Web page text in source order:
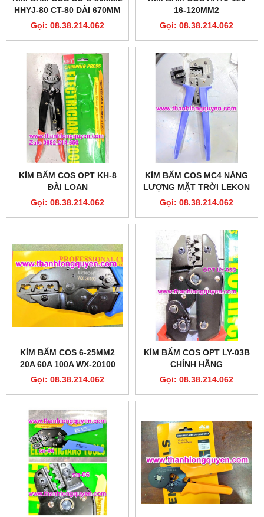
HHYJ-80 CT-80 DÀI 670MM
Gọi: 08.38.214.062
16-120MM2
Gọi: 08.38.214.062
KÌM BẤM COS OPT KH-8
ĐÀI LOAN
Gọi: 08.38.214.062
KÌM BẤM COS MC4 NĂNG
LƯỢNG MẶT TRỜI LEKON
A-2546B
Gọi: 08.38.214.062
KÌM BẤM COS 6-25MM2
20A 60A 100A WX-20100
LEKON
Gọi: 08.38.214.062
KÌM BẤM COS OPT LY-03B
CHÍNH HÃNG
Gọi: 08.38.214.062